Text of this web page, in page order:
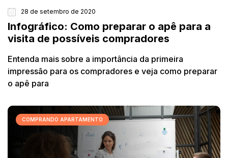
28 de setembro de 2020
Infográfico: Como preparar o apê para a
visita de possíveis compradores
Entenda mais sobre a importância da primeira
impressão para os compradores e veja como preparar
o apê para
COMPRANDO APARTAMENTO